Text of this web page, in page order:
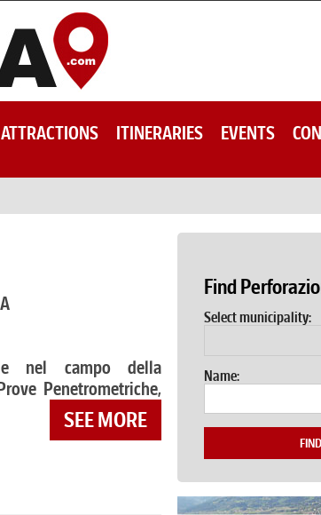
ATTRACTIONS ITINERARIES EVENTS
nel campo della
Penetrometriche,
SEE MORE
Find
Select municipality:
Name:
FIND